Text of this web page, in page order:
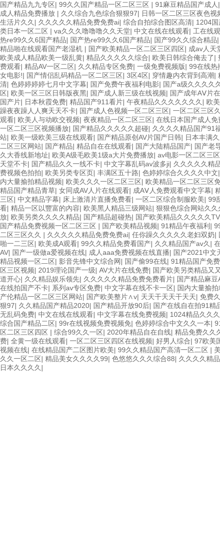
国产精品九九专区| 99久久国产精品一区二区三区 | 91麻豆精品国产成人
成人精品免费播放 | 久久综合九色综合狠狠97| 日韩一区二区三区夜色视
生活片久久 | 久久久久久精品免费免费ai| 综合自拍综合图区高清| 1204
类日本一区二区 | va久久久噜噜噜久久天堂| 中文在线在线观看| 工在线
热re99久久6国产精品| 国产热re99久久6国产精品| 国产99久久综合精品
精品啪在线观看国产老湿机 | 国产欧美精品一区二区三区四区| 成av人天
欧美成人精品欧美一级乱黄| 精品久久久久久综合| 欧美日韩综合俺去了|
费观看| 精品AV一区二区| 久久精品专区免费| 一级免费视频版| 99在线热
女电影!| 国产情侣乱码精品一区二区三区| 3区4区| 穿情趣内衣背到高潮|
清| 色婷婷婷婷七月中文字幕| 国产免费午夜福利电影| 国产a级久久久久
区| 欧美一区三区日韩版夜黑| 国产成人新三级在线视频| 国产成年AⅤ片
国产片| 日本秋霞免费| 精品国产911看片| 午夜精品久久久久久久久 | 欧
躁夜夜躁人人爽天天不卡| 国产成人色视频一区二区三区| 一区二区三区
观看| 欧美人与动欧交视频| 夜夜精品一区二区三区| 在线日本国产成人免
一区二区三区视频播放| 国产精品久久久久久超碰| 久久久久精品国产91
站| 欧美一级欧美三级在线观看| 国产精品原创AV片国产日韩| 日本丰满
二区三区网站| 国产精品| 精品自在在线观看| 国产大陆精品国产| 国产老
久大香线新地址| 欧美A级毛欧美1级a大片免费播放| av电影一区二区三区
天堂不卡| 国产精品久久一线不卡| 中文字幕乱码av波多ji| 久久久久久精
费视频色拍拍| 欧美另类专区页| 丰满区五十路| 色婷婷综合久久久久中文
内大量揄拍精品视频| 欧美久久久一区二区三区| 欧美精品一区二区三区
精品国产精品青草| 女同成AV人片在线观看| 成AⅤ人免费观看中文字幕|
三区| 中文精品字幕| 床上激清片直播免费看| 一区二区综合制服欧美| 99
看| 精品一区以豐富的內容| 欧美黑人精品三级网站| 狠狠色综合网站久久
放| 欧美另类久久久久精品| 国产精品超碰热| 国产欧美精品久久久久久TV
国产精品免费视频一区二区三区 | 国产欧美精品视频| 91精品午夜福利 |
二区三区久久 | 久久久久久精品免费免费ai| 任你躁久久久久久老妇双奶|
啪一二三区| 欧美成A观看| 99久久精品免费看国产| 久久精品国产av久 |
AV| 国产一级做a爱视频在线| 成人aaa免费视频在线直播| 国产2021中文
精品视频一区二区| 影音先锋中文综合网| 国产偷99在线| 91精品国产免
区三区视频| 2019理论国产一级| AV大片在线免费| 国产欧美另类精品又
道开心| 久久精品娱乐领先| 久久久久久精品免费免费看片| 国产精品麻豆
在线拍国产不卡| 系列av专区免费| 中文字幕在线不卡一区| 国内大量揄
产伦精品一区二区三区网站| 国产欧美整片∧v| 天天干天天干天天| 免费
狠97| 久久精品国产精品2020| 国产精品开放90后| 国产在线自在拍91精
无乱码免费| 中文在线在线观看| 中文字幕在线免费视频| 1024精品久久
综合国产精品二区| 99r在线视频免费视频免| 色婷婷综合中文久久一本|
区二区三区四区 | 综合99久久一区| 2020年精品自在自线| 精品免费久久
费| 全黄一级在线观看| 一区二区三区四区在线视频| 好男人综合| 97欧美
视频在线| 在线精品国产二区图片欧美| 99久久精品国产高清一区二区 |
久久一区二区| 精品美女久久久久99| 色悠悠久久久综合88| 久久久久精
日本久久久久 |